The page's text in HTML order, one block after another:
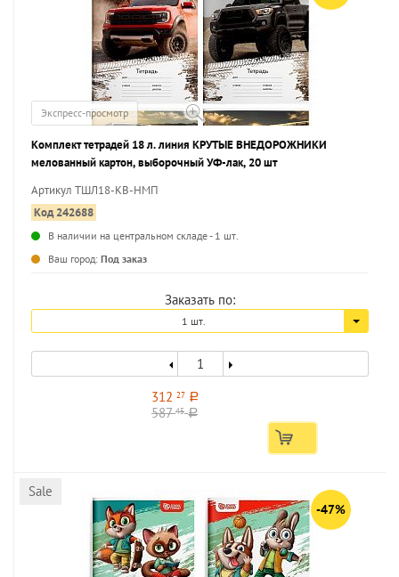
Экспресс-просмотр
Комплект тетрадей 18 л. линия КРУТЫЕ ВНЕДОРОЖНИКИ
мелованный картон, выборочный УФ-лак, 20 шт
Артикул ТШЛ18-КВ-НМП
Код 242688
В наличии на центральном складе - 1 шт.
Ваш город: Под заказ
Заказать по:
1 шт.
312 27 a
58745 a
Sale
-47%